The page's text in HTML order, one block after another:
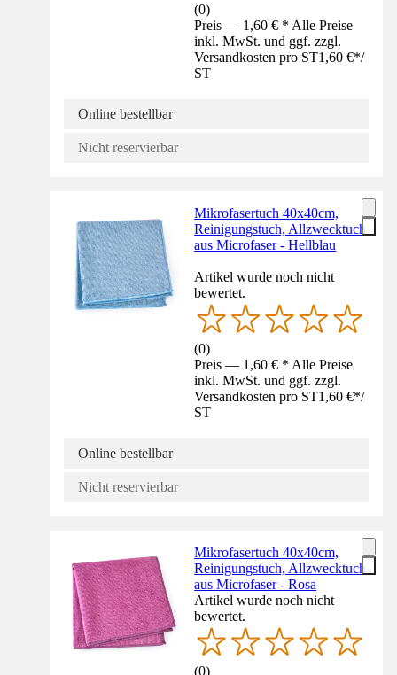
(0)
Preis — 1,60 € * Alle Preise
inkl. MwSt. und ggf. zzgl.
Versandkosten pro ST1,60 €*/
ST
Online bestellbar
Nicht reservierbar
Mikrofasertuch 40x40cm,
Reinigungstuch, Allzwecktuch
aus Microfaser - Hellblau
Artikel wurde noch nicht
bewertet.
(0)
Preis — 1,60 € * Alle Preise
inkl. MwSt. und ggf. zzgl.
Versandkosten pro ST1,60 €*/
ST
Online bestellbar
Nicht reservierbar
Mikrofasertuch 40x40cm,
Reinigungstuch, Allzwecktuch
aus Microfaser - Rosa
Artikel wurde noch nicht
bewertet.
(0)